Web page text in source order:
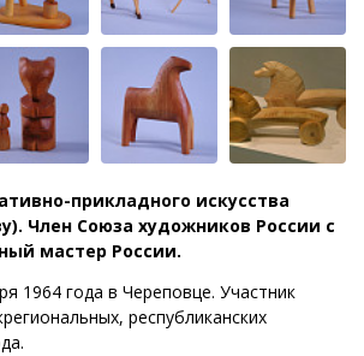
прикладного искусства
Член Союза художников России с
мастер России.
1964 года в Череповце. Участник
республиканских